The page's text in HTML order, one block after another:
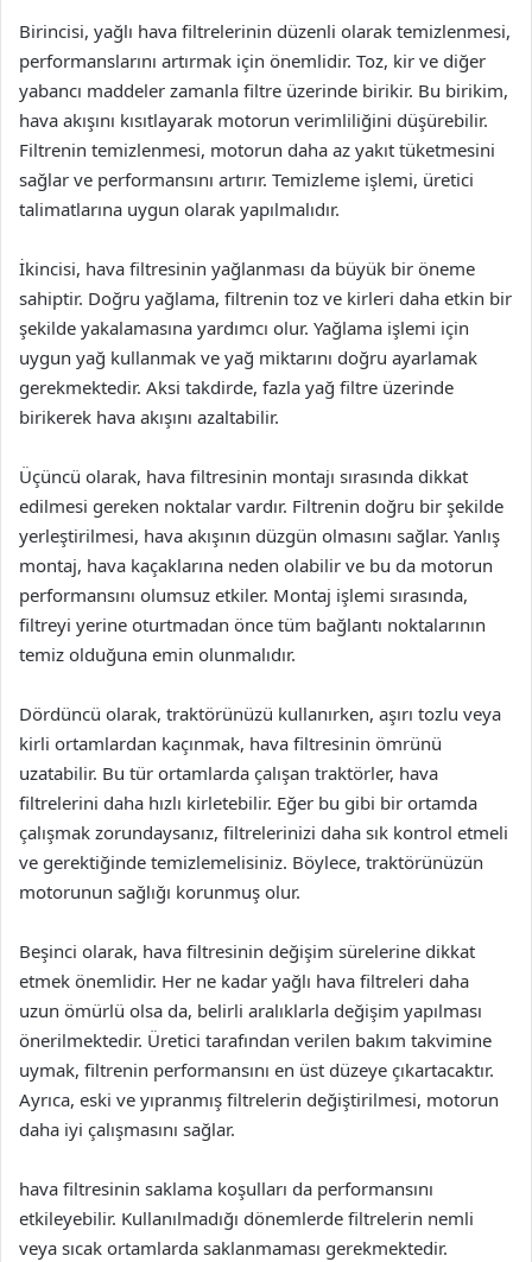
Birincisi, yağlı hava filtrelerinin düzenli olarak temizlenmesi,
performanslarını artırmak için önemlidir. Toz, kir ve diğer
yabancı maddeler zamanla filtre üzerinde birikir. Bu birikim,
hava akışını kısıtlayarak motorun verimliliğini düşürebilir.
Filtrenin temizlenmesi, motorun daha az yakıt tüketmesini
sağlar ve performansını artırır. Temizleme işlemi, üretici
talimatlarına uygun olarak yapılmalıdır.
İkincisi, hava filtresinin yağlanması da büyük bir öneme
sahiptir. Doğru yağlama, filtrenin toz ve kirleri daha etkin bir
şekilde yakalamasına yardımcı olur. Yağlama işlemi için
uygun yağ kullanmak ve yağ miktarını doğru ayarlamak
gerekmektedir. Aksi takdirde, fazla yağ filtre üzerinde
birikerek hava akışını azaltabilir.
Üçüncü olarak, hava filtresinin montajı sırasında dikkat
edilmesi gereken noktalar vardır. Filtrenin doğru bir şekilde
yerleştirilmesi, hava akışının düzgün olmasını sağlar. Yanlış
montaj, hava kaçaklarına neden olabilir ve bu da motorun
performansını olumsuz etkiler. Montaj işlemi sırasında,
filtreyi yerine oturtmadan önce tüm bağlantı noktalarının
temiz olduğuna emin olunmalıdır.
Dördüncü olarak, traktörünüzü kullanırken, aşırı tozlu veya
kirli ortamlardan kaçınmak, hava filtresinin ömrünü
uzatabilir. Bu tür ortamlarda çalışan traktörler, hava
filtrelerini daha hızlı kirletebilir. Eğer bu gibi bir ortamda
çalışmak zorundaysanız, filtrelerinizi daha sık kontrol etmeli
ve gerektiğinde temizlemelisiniz. Böylece, traktörünüzün
motorunun sağlığı korunmuş olur.
Beşinci olarak, hava filtresinin değişim sürelerine dikkat
etmek önemlidir. Her ne kadar yağlı hava filtreleri daha
uzun ömürlü olsa da, belirli aralıklarla değişim yapılması
önerilmektedir. Üretici tarafından verilen bakım takvimine
uymak, filtrenin performansını en üst düzeye çıkartacaktır.
Ayrıca, eski ve yıpranmış filtrelerin değiştirilmesi, motorun
daha iyi çalışmasını sağlar.
hava filtresinin saklama koşulları da performansını
etkileyebilir. Kullanılmadığı dönemlerde filtrelerin nemli
veya sıcak ortamlarda saklanmaması gerekmektedir.